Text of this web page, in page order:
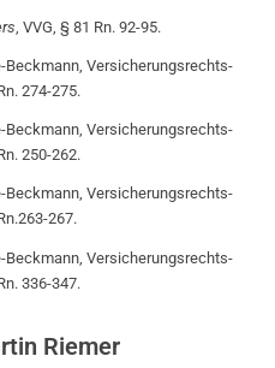
, VVG, § 81 Rn. 92-95.
Versicherungsrechts-
274-275.
Versicherungsrechts-
250-262.
Versicherungsrechts-
267.
Versicherungsrechts-
336-347.
Riemer